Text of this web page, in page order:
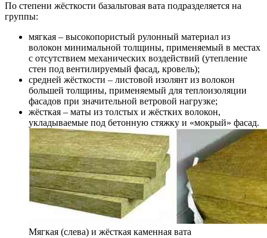
По степени жёсткости базальтовая вата подразделяется на
группы:
мягкая – высокопористый рулонный материал из
волокон минимальной толщины, применяемый в местах
с отсутствием механических воздействий (утепление
стен под вентилируемый фасад, кровель);
средней жёсткости – листовой изолянт из волокон
большей толщины, применяемый для теплоизоляции
фасадов при значительной ветровой нагрузке;
жёсткая – маты из толстых и жёстких волокон,
укладываемые под бетонную стяжку и «мокрый» фасад.
Мягкая (слева) и жёсткая каменная вата